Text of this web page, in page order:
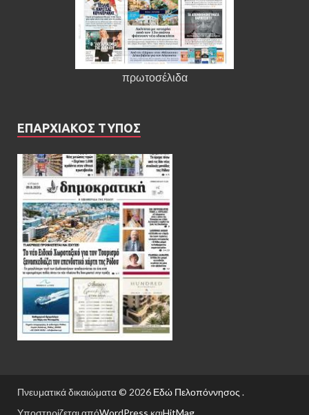
πρωτοσέλιδα
ΕΠΑΡΧΙΑΚΟΣ ΤΥΠΟΣ
Πνευματικά δικαιώματα © 2026 Εδώ Πελοπόννησος .